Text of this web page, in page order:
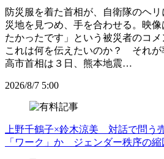
防災服を着た首相が、自衛隊のヘ
災地を見つめ、手を合わせる。映
たかったです」という被災者のコ
これは何を伝えたいのか？ それが
高市首相は３日、熊本地震…
2026/8/7 5:00
上野千鶴子×鈴木涼美 対話で問う
「ワーク」か ジェンダー秩序の縮